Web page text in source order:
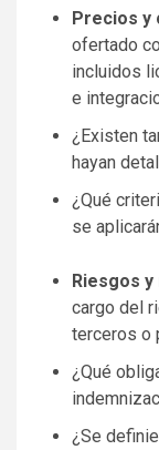
Precios y
ofertado
incluidos
e
¿Existen
hayan
¿Qué
se
Riesgos
cargo del
terceros o
¿Qué
¿Se